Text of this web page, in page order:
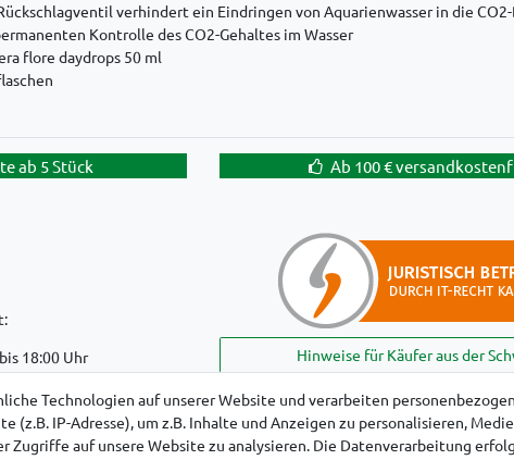
verhindert ein Eindringen von Aquarienwasser in die
Kontrolle des CO2-Gehaltes im Wasser
flore daydrops 50 ml
ab 5 Stück Ab 100 €
18:00 Uhr
VERSANDHANDEL!
SELBSTABHOLUNG!
Hinweise für Käufer aus der
Technologien auf unserer Website und verarbeiten
(z.B. IP-Adresse), um z.B. Inhalte und Anzeigen zu personalisieren,
Zugriffe auf unsere Website zu analysieren. Die Datenverarbeitung